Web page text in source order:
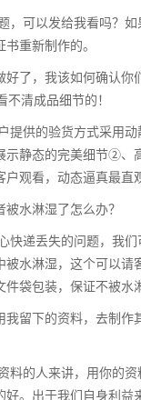
，可以发给我看吗？
重新制作的。
好了，我该如何确认你
清成品细节的！
提供的验货方式采用
静态的完美细节②、
观看，动态逼真最直
水淋湿了怎么办？
快递丢失的问题，我
被水淋湿，这个可以请
袋包装，保证不被水
我留下的资料，去制作
料的人来讲，用你的资
好。出于我们自身利益